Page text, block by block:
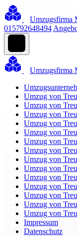
Umzugsfirma
015792648494
Umzugsfirma
Umzug von
Umzug von
Umzug von
Umzug von
Umzug von
Umzug von
Umzug von
Umzug von
Umzug von
Umzug von
Umzug von
Umzug von
Umzug von
Umzug von
Impressum
Datenschutz